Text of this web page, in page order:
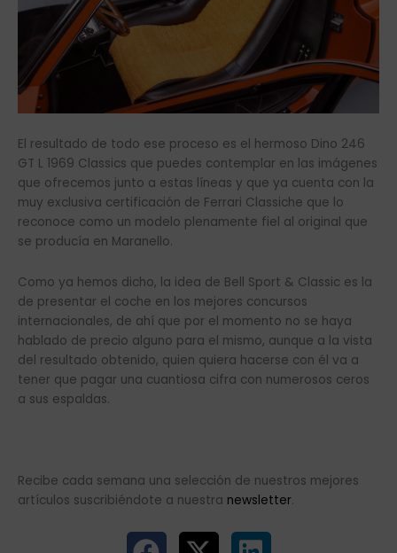
El resultado de todo ese proceso es el hermoso Dino 246
GT L 1969 Classics que puedes contemplar en las imágenes
que ofrecemos junto a estas líneas y que ya cuenta con la
muy exclusiva certificación de Ferrari Classiche que lo
reconoce como un modelo plenamente fiel al original que
se producía en Maranello.
Como ya hemos dicho, la idea de Bell Sport & Classic es la
de presentar el coche en los mejores concursos
internacionales, de ahí que por el momento no se haya
hablado de precio alguno para el mismo, aunque a la vista
del resultado obtenido, quien quiera hacerse con él va a
tener que pagar una cuantiosa cifra con numerosos ceros
a sus espaldas.
Recibe cada semana una selección de nuestros mejores
artículos suscribiéndote a nuestra newsletter.